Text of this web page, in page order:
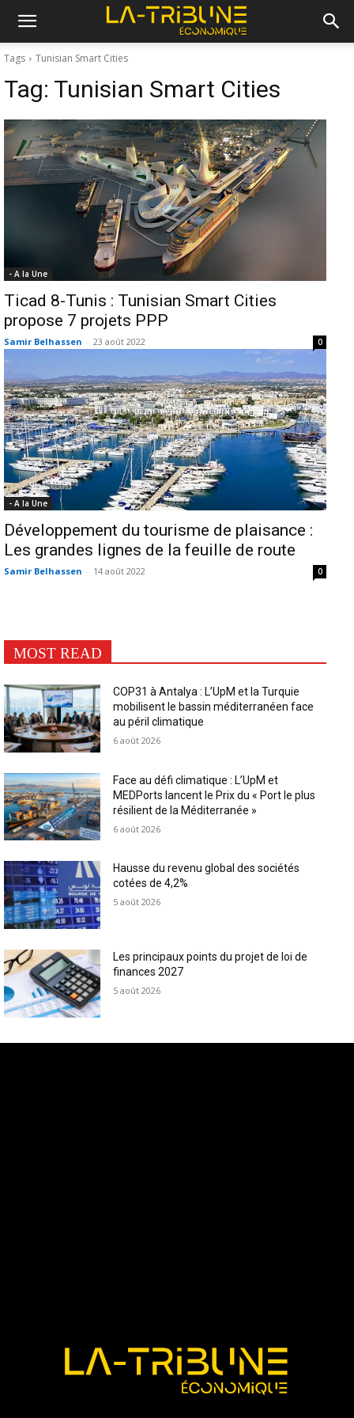
Tags Tunisian Smart Cities
Tag: Tunisian Smart Cities
- A la Une
Ticad 8-Tunis : Tunisian Smart Cities
propose 7 projets PPP
Samir Belhassen - 23 août 2022 0
- A la Une
Développement du tourisme de plaisance :
Les grandes lignes de la feuille de route
Samir Belhassen - 14 août 2022 0
MOST READ
COP31 à Antalya : L’UpM et la Turquie
mobilisent le bassin méditerranéen face
au péril climatique
6 août 2026
Face au défi climatique : L’UpM et
MEDPorts lancent le Prix du « Port le plus
résilient de la Méditerranée »
6 août 2026
Hausse du revenu global des sociétés
cotées de 4,2%
5 août 2026
Les principaux points du projet de loi de
finances 2027
5 août 2026